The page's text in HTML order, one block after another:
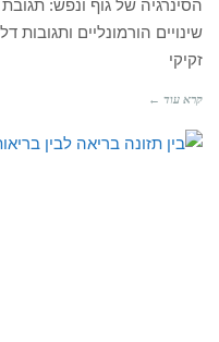
הסינרגיה של גוף ונפש:
שינויים הורמונליים
זקיקי
קרא עוד ←